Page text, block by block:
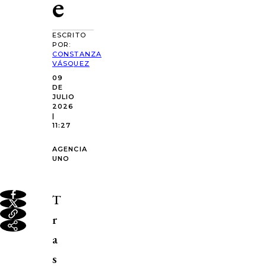
ESCRITO
POR:
CONSTANZA
VÁSQUEZ
09
DE
JULIO
2026
|
11:27
AGENCIA
UNO
T
r
a
s